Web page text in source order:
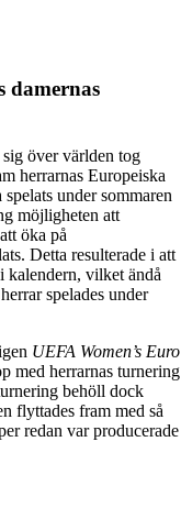
damernas
över världen tog
herrarnas Europeiska
under sommaren
möjligheten att
öka på
Detta resulterade i att
kalendern, vilket ändå
spelades under
UEFA Women’s Euro
med herrarnas turnering
behöll dock
flyttades fram med så
redan var producerade